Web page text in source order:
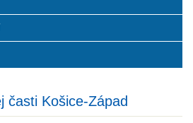
časti Košice-Západ